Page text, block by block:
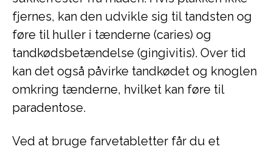
fjernes, kan den udvikle sig til tandsten og
føre til huller i tænderne (caries) og
tandkødsbetændelse (gingivitis). Over tid
kan det også påvirke tandkødet og knoglen
omkring tænderne, hvilket kan føre til
paradentose.
Ved at bruge farvetabletter får du et